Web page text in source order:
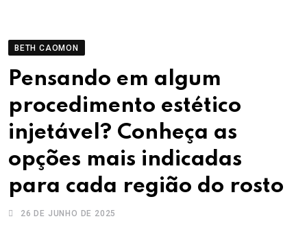
BETH CAOMON
Pensando em algum
procedimento estético
injetável? Conheça as
opções mais indicadas
para cada região do rosto
26 DE JUNHO DE 2025